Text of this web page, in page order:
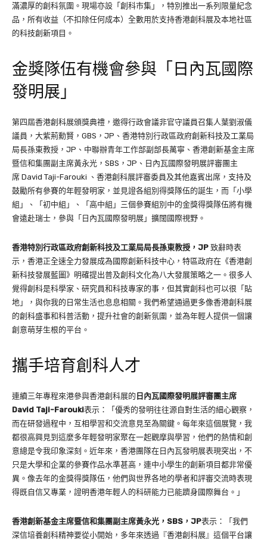
滿濃厚的創科氛圍。現場亦設「創科市集」，特別推出一系列限量紀念
品，所有收益（不扣除任何成本）全數用於支持香港創科展及本地社區
的科技創新項目。
金獎隊伍有機會參與「日內瓦國際
發明展」
第四屆香港創科展頒獎典禮，邀得行政會議非官守議員召集人葉劉淑儀
議員，大紫荊勳賢，GBS，JP、香港特別行政區政府創新科技及工業局
局長孫東教授，JP、中聯辦青年工作部副部長萬寧、香港創新基金主席
暨信和集團副主席黃永光，SBS，JP、日內瓦國際發明展評審團主
席 David Taji-Farouki 、香港創科展評審委員及其他嘉賓出席，支持及
鼓勵所有參賽的年輕發明家，並見證各組別得獎隊伍的誕生，而「小學
組」、「初中組」、「高中組」三個參賽組別中的金獎得獎隊伍將有機
會遠赴瑞士，參與「日內瓦國際發明展」擴闊國際視野。
香港特別行政區政府創新科技及工業局局長孫東教授，JP 致辭時表
示，香港正全速全力發展成為國際創新科技中心，特區政府在《香港創
新科技發展藍圖》明確提出普及創科文化為八大發展策略之一。很多人
覺得創科是科學家、研究員和科技專家的事，但其實創科也可以很「貼
地」，與你我的日常生活也息息相關。我們希望通過更多像香港創科展
的創科盛事和科普活動，提升社會的創新氛圍，並為年輕人提供一個讓
創意萌芽生根的平台。
攜手培育創科人才
連續三年專程來港參與香港創科展的 日內瓦國際發明展評審團主席
David Taji-Farouki表示：「優秀的發明往往源自對生活的細心觀察，
而在研發過程中，互相學習和交流意見至為關鍵。每年來這個展覽，我
都很高興見到這麼多年輕發明家聚在一起觀摩與學習，他們的熱情和創
意總是令我印象深刻。近年來，香港團隊在日內瓦發明展表現突出，不
只是大學和企業的參賽作品水準甚高，連中小學生的創新項目都非常優
異。像去年的金獎得獎隊伍，他們與世界各地的學者和評審交流時表現
得既自信又專業，證明香港年輕人的科研能力已能躋身國際舞台。」
香港創新基金主席暨信和集團副主席黃永光，SBS，JP表示：「我們
深信培養創科精神要從小開始，多年來透過『香港創科展』這個平台讓